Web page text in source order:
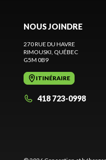
NOUS JOINDRE
270 RUE DU HAVRE
RIMOUSKI, QUÉBEC
G5M 0B9
ITINÉRAIRE
418 723-0998